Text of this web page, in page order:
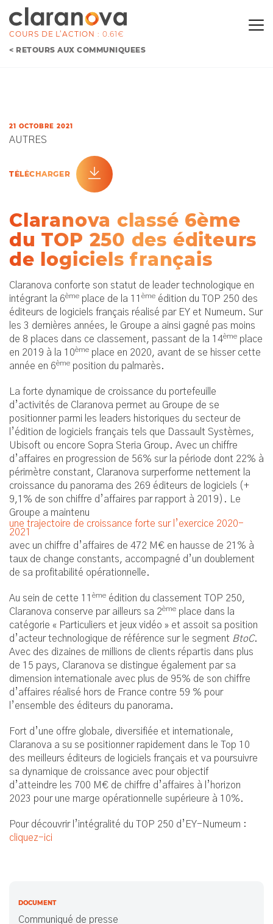
COURS DE L’ACTION : 0.61€
< RETOURS AUX COMMUNIQUÉES
21 OCTOBRE 2021
AUTRES
TÉLÉCHARGER
Claranova classé 6ème
du TOP 250 des éditeurs
de logiciels français
Claranova conforte son statut de leader technologique en
intégrant la 6ème place de la 11 ème édition du TOP 250 des
éditeurs de logiciels français réalisé par EY et Numeum. Sur
les 3 dernières années, le Groupe a ainsi gagné pas moins
de 8 places dans ce classement, passant de la 14ème place
en 2019 à la 10ème place en 2020, avant de se hisser cette
année en 6ème position du palmarès.
La forte dynamique de croissance du portefeuille
d’activités de Claranova permet au Groupe de se
positionner parmi les leaders historiques du secteur de
l’édition de logiciels français tels que Dassault Systèmes,
Ubisoft ou encore Sopra Steria Group. Avec un chiffre
d’affaires en progression de 56% sur la période dont 22% à
périmètre constant, Claranova surperforme nettement la
croissance du panorama des 269 éditeurs de logiciels (+
9,1% de son chiffre d’affaires par rapport à 2019). Le
Groupe a maintenu
une trajectoire de croissance forte sur l’exercice 2020-
2021
avec un chiffre d’affaires de 472 M€ en hausse de 21% à
taux de change constants, accompagné d’un doublement
de sa profitabilité opérationnelle.
Au sein de cette 11 ème édition du classement TOP 250,
Claranova conserve par ailleurs sa 2ème place dans la
catégorie « Particuliers et jeux vidéo » et assoit sa position
d’acteur technologique de référence sur le segment BtoC.
Avec des dizaines de millions de clients répartis dans plus
de 15 pays, Claranova se distingue également par sa
dimension internationale avec plus de 95% de son chiffre
d’affaires réalisé hors de France contre 59 % pour
l’ensemble des éditeurs du panorama.
Fort d’une offre globale, diversifiée et internationale,
Claranova a su se positionner rapidement dans le Top 10
des meilleurs éditeurs de logiciels français et va poursuivre
sa dynamique de croissance avec pour objectif
d’atteindre les 700 M€ de chiffre d’affaires à l’horizon
2023 pour une marge opérationnelle supérieure à 10%.
Pour découvrir l’intégralité du TOP 250 d’EY-Numeum :
cliquez-ici
DOCUMENT
Communiqué de presse